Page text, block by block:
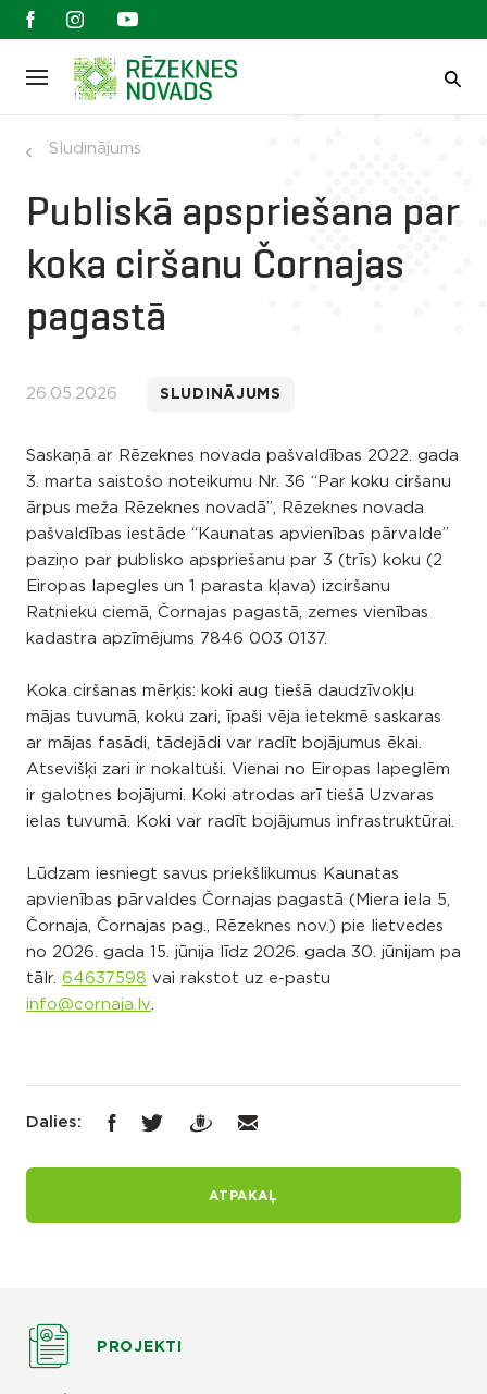
Sludinājums
Publiskā apspriešana par
koka ciršanu Čornajas
pagastā
26.05.2026 SLUDINĀJUMS
Saskaņā ar Rēzeknes novada pašvaldības 2022. gada
3. marta saistošo noteikumu Nr. 36 “Par koku ciršanu
ārpus meža Rēzeknes novadā”, Rēzeknes novada
pašvaldības iestāde “Kaunatas apvienības pārvalde”
paziņo par publisko apspriešanu par 3 (trīs) koku (2
Eiropas lapegles un 1 parasta kļava) izciršanu
Ratnieku ciemā, Čornajas pagastā, zemes vienības
kadastra apzīmējums 7846 003 0137.
Koka ciršanas mērķis: koki aug tiešā daudzīvokļu
mājas tuvumā, koku zari, īpaši vēja ietekmē saskaras
ar mājas fasādi, tādejādi var radīt bojājumus ēkai.
Atsevišķi zari ir nokaltuši. Vienai no Eiropas lapeglēm
ir galotnes bojājumi. Koki atrodas arī tiešā Uzvaras
ielas tuvumā. Koki var radīt bojājumus infrastruktūrai.
Lūdzam iesniegt savus priekšlikumus Kaunatas
apvienības pārvaldes Čornajas pagastā (Miera iela 5,
Čornaja, Čornajas pag., Rēzeknes nov.) pie lietvedes
no 2026. gada 15. jūnija līdz 2026. gada 30. jūnijam pa
tālr. 64637598 vai rakstot uz e-pastu
info@cornaja.lv.
Dalies:
ATPAKAĻ
PROJEKTI